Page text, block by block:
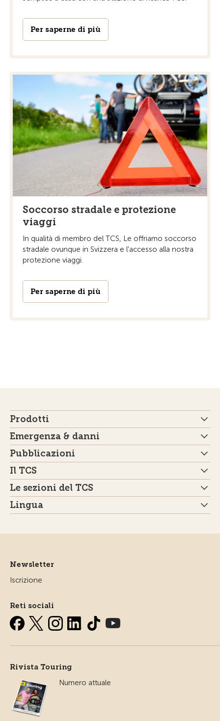
Per saperne di più
Soccorso stradale e protezione
viaggi
In qualità di membro del TCS, Le offriamo soccorso
stradale ovunque in Svizzera e l'accesso alla nostra
protezione viaggi.
Per saperne di più
Prodotti
Emergenza & danni
Pubblicazioni
Il TCS
Le sezioni del TCS
Lingua
Newsletter
Iscrizione
Reti sociali
Rivista Touring
Numero attuale